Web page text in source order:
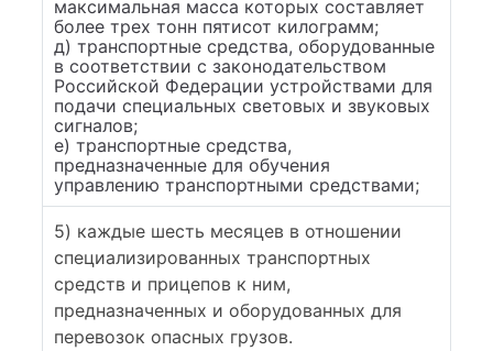
максимальная масса которых составляет
более трех тонн пятисот килограмм;
д) транспортные средства, оборудованные
в соответствии с законодательством
Российской Федерации устройствами для
подачи специальных световых и звуковых
сигналов;
е) транспортные средства,
предназначенные для обучения
управлению транспортными средствами;
5) каждые шесть месяцев в отношении
специализированных транспортных
средств и прицепов к ним,
предназначенных и оборудованных для
перевозок опасных грузов.